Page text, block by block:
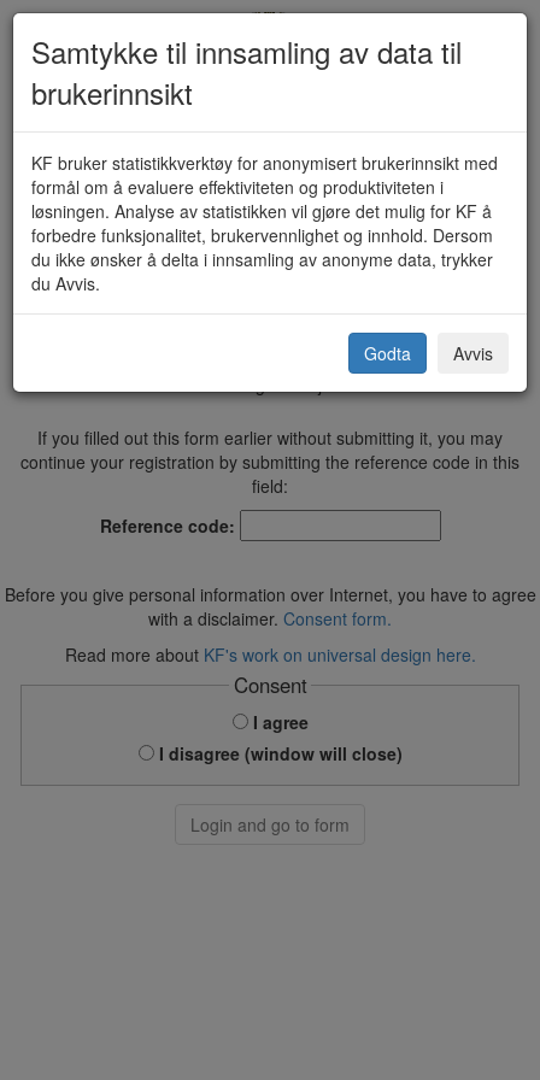
Fullmakt - Helse- og
omsorgstjenester (1505)
Vi anbefaler Google Chrome, Mozilla Firefox eller Safari ved bruk
If you filled out this form earlier without submitting it, you may
continue your registration by submitting the reference code in this
field:
Reference code:
Before you give personal information over Internet, you have to agree
with a disclaimer. Consent form.
Read more about KF's work on universal design here.
Consent
I agree
I disagree (window will close)
Login and go to form
Samtykke til innsamling av data til
brukerinnsikt
KF bruker statistikkverktøy for anonymisert brukerinnsikt med
formål om å evaluere effektiviteten og produktiviteten i
løsningen. Analyse av statistikken vil gjøre det mulig for KF å
forbedre funksjonalitet, brukervennlighet og innhold. Dersom
du ikke ønsker å delta i innsamling av anonyme data, trykker
du Avvis.
Godta Avvis